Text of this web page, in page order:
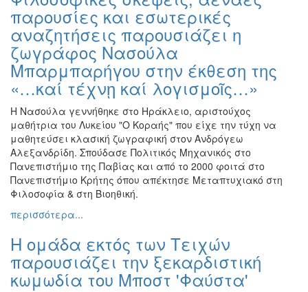
παρουσίες και εσωτερικές
αναζητήσεις παρουσιάζει η
ζωγράφος Νασούλα
Μπαρμπαρήγου στην έκθεση της
«…καί τέχνῃ καί λογισμοῖς…»
Η Νασούλα γεννήθηκε στο Ηράκλειο, αριστούχος
μαθήτρια του Λυκείου "Ο Κοραής" που είχε την τύχη να
μαθητεύσει κλασική ζωγραφική στον Ανδρόγεω
Αλεξανδρίδη. Σπούδασε Πολιτικός Μηχανικός στο
Πανεπιστήμιο της Παβίας και από το 2000 φοιτά στο
Πανεπιστήμιο Κρήτης όπου απέκτησε Μεταπτυχιακό στη
Φιλοσοφία & στη Βιοηθική.
περισσότερα...
Η ομάδα εκτός των Τειχών
παρουσιάζει την ξεκαρδιστική
κωμωδία του Μποστ 'Φαύστα'